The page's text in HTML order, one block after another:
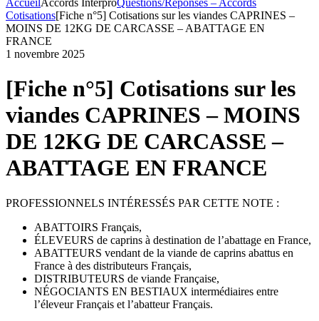
AccueilAccords InterproQuestions/Réponses – Accords
Cotisations[Fiche n°5] Cotisations sur les viandes CAPRINES –
MOINS DE 12KG DE CARCASSE – ABATTAGE EN
FRANCE
1 novembre 2025
[Fiche n°5] Cotisations sur les
viandes CAPRINES – MOINS
DE 12KG DE CARCASSE –
ABATTAGE EN FRANCE
PROFESSIONNELS INTÉRESSÉS PAR CETTE NOTE :
ABATTOIRS Français,
ÉLEVEURS de caprins à destination de l’abattage en France,
ABATTEURS vendant de la viande de caprins abattus en
France à des distributeurs Français,
DISTRIBUTEURS de viande Française,
NÉGOCIANTS EN BESTIAUX intermédiaires entre
l’éleveur Français et l’abatteur Français.